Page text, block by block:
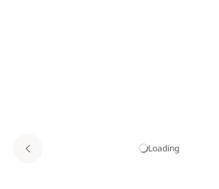
Loading